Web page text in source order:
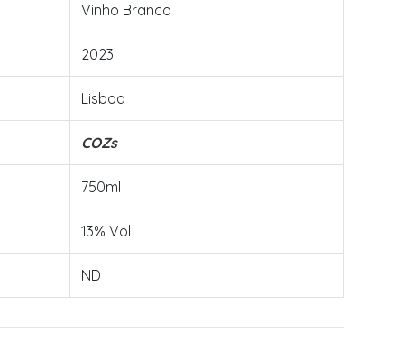
Vinho Branco
2023
Lisboa
COZs
750ml
13% Vol
ND